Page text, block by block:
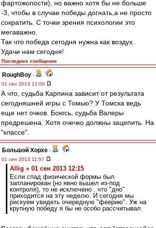
фартожопости), но важно хотя бы не больше
-3, чтобы в случае победы догнать,а не просто
сократить. С точки зрения психологии это
мегаважно.
Так что победа сегодня нужна как воздух.
Удачи нам сегодня!
Последнее сообщение
RoughBoy -
01 сен 2013 12:00
А что, судьба Карпина зависит от результата
сегодняшней игры с Томью? У Томска ведь
еще нет очков. Боюсь, судьба Валеры
предрешена. Хотя очечко должны зацепить. На
"классе".
Большой Хорхе -
01 сен 2013 11:57
Allig » 01 сен 2013 12:15
Если спад физической формы был
запланирован (но явно вышел из-под
контроля), то не исключено , что "дно"
приходится на эту неделю. И сегодня мы
рискуем увидеть очередную "феерию". Уж на
крупную победу я бы не особо рассчитывал.